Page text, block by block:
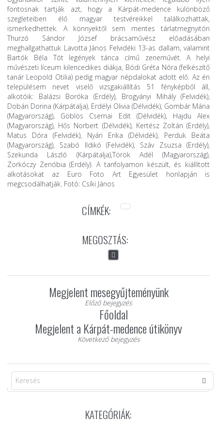
fontosnak tartják azt, hogy a Kárpát-medence különböző
szegleteiben élő magyar testvéreikkel találkozhattak,
ismerkedhettek. A könnyektől sem mentes tárlatmegnyitón
Thurzó Sándor József brácsaművész előadásában
meghallgathattuk Lavotta János Felvidéki 13-as dallam, valamint
Bartók Béla Tót legények tánca című zeneművét. A helyi
művészeti líceum kilencedikes diákja, Bódi Gréta Nóra (felkészítő
tanár Leopold Otilia) pedig magyar népdalokat adott elő. Az én
településem nevet viselő vizsgakiállítás 51 fényképből áll,
alkotóik: Balázsi Boróka (Erdély), Brogyányi Mihály (Felvidék),
Dobán Dorina (Kárpátalja), Erdélyi Olivia (Délvidék), Gombár Mária
(Magyarország), Göblös Csernai Edit (Délvidék), Hajdu Alex
(Magyarország), Hős Norbert (Délvidék), Kertész Zoltán (Erdély),
Matus Dóra (Felvidék), Nyári Erika (Délvidék), Perduk Beáta
(Magyarország), Szabó Ildikó (Felvidék), Száv Zsuzsa (Erdély),
Szekunda László (Kárpátalja),Török Adél (Magyarország),
Zorkóczy Zenóbia (Erdély). A tanfolyamon készült, és kiállított
alkotásokat az Euro Foto Art Egyesület honlapján is
megcsodálhatják. Fotó: Csíki János
CÍMKÉK:
MEGOSZTÁS:
Megjelent mesegyűjteményünk
Előző bejegyzés
Főoldal
Megjelent a Kárpát-medence útikönyv
Következő bejegyzés
KATEGÓRIÁK: